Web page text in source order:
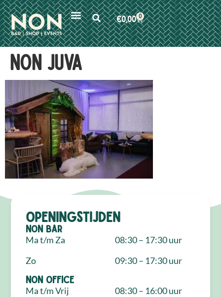
€0,00 0
NON JUVA
Openingstijden
NON Bar
Ma t/m Za
Zo
08:30 – 17:30 uur
09:30 – 17:30 uur
NON Office
Ma t/m Vrij
08:30 – 16:00 uur